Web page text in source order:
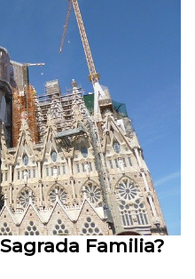
Familia?